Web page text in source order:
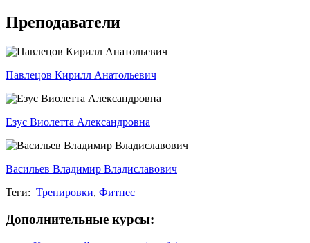
Преподаватели
Павлецов Кирилл Анатольевич
Езус Виолетта Александ­ровна
Васильев Владимир Владиславович
Теги: Тренировки, Фитнес
Дополнительные курсы: